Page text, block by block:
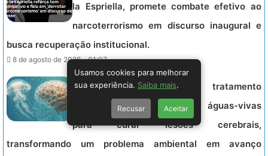
la Espriella, promete combate efetivo ao
narcoterrorismo em discurso inaugural e
busca recuperação institucional.
8 de agosto de 2026 - 01:07.
Cientistas russos criam tratamento
inovador com colágeno de águas-vivas
para curar lesões cerebrais,
transformando um problema ambiental em avanço
Usamos cookies para melhorar
sua experiência. Saiba mais
Recusar Aceitar